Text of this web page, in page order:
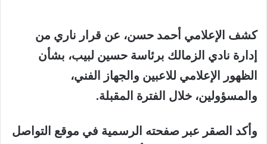
كشف الإعلامي أحمد حسن، عن قرار ناري من
إدارة نادي الزمالك برئاسة حسين لبيب، بشأن
الظهور الإعلامي للاعبين والجهاز الفني،
والمسؤولين، خلال الفترة المقبلة.
وأكد الصقر عبر صفحته الرسمية في موقع التواصل